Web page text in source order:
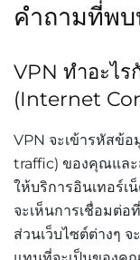
คำถามที่พบ
VPN ทำอะไ
(Internet
VPN จะเข้ารหัสข้
traffic) ของคุณและ
ให้บริการอินเทอร์
จะเห็นการเชื่อมต่อ
ส่วนเว็บไซต์ต่างๆ